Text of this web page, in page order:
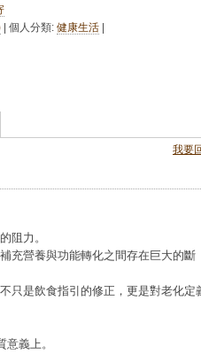
| 個人分類: 健康生活 |
我要
阻力。
充營養與功能轉化之間存在巨大的斷
只是飲食指引的修正，更是對老化定
義上。